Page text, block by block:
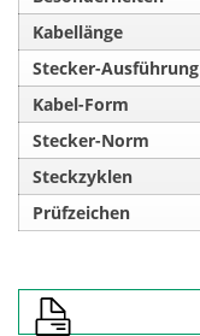
Kabellänge
Stecker-Ausführung
Kabel-Form
Stecker-Norm
Steckzyklen
Prüfzeichen